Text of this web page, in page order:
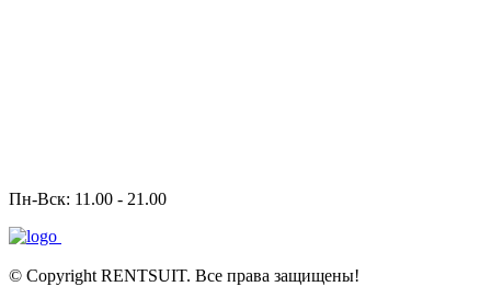
Пн-Вск: 11.00 - 21.00
© Copyright RENTSUIT. Все права защищены!